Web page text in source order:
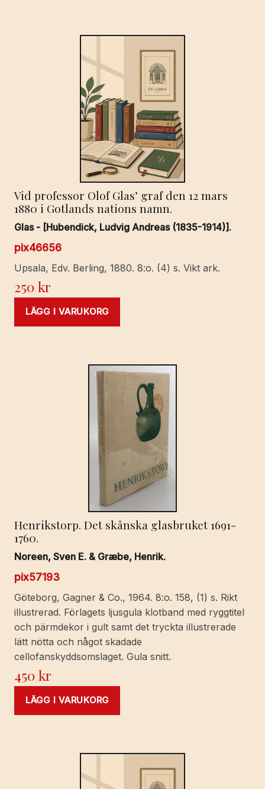
Vid professor Olof Glas’ graf den 12 mars
1880 i Gotlands nations namn.
Glas - [Hubendick, Ludvig Andreas (1835-1914)].
pix46656
Upsala, Edv. Berling, 1880. 8:o. (4) s. Vikt ark.
250kr
LÄGG I VARUKORG
Henrikstorp. Det skånska glasbruket 1691-
1760.
Noreen, Sven E. & Græbe, Henrik.
pix57193
Göteborg, Gagner & Co., 1964. 8:o. 158, (1) s. Rikt
illustrerad. Förlagets ljusgula klotband med ryggtitel
och pärmdekor i gult samt det tryckta illustrerade
lätt nötta och något skadade
cellofanskyddsomslaget. Gula snitt.
450kr
LÄGG I VARUKORG